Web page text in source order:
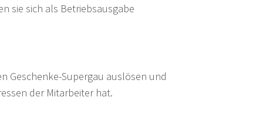
sie sich als Betriebsausgabe
Geschenke-Supergau auslösen und
der Mitarbeiter hat.